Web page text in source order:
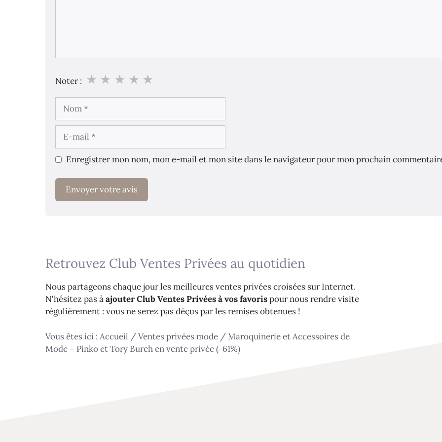
Noter : ★
★
★
★
★
mail
Enregistrer mon nom, mon e-mail et mon site dans le navigateur pour mon prochain
Retrouvez Club Ventes Privées au quotidien
Nous partageons chaque jour les meilleures ventes privées croisées sur Internet.
N'hésitez pas àajouter Club Ventes Privées à vos favorispour nous rendre visite
régulièrement : vous ne serez pas déçus par les remises obtenues !
Vous êtes ici : Accueil / Ventes privées mode / Maroquinerie et Accessoires de
Mode – Pinko et Tory Burch en vente privée (-61%)